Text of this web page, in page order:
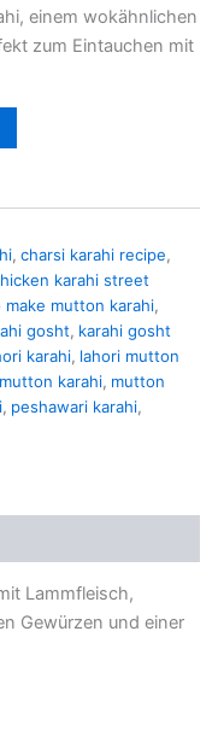
einem wokähnlichen
zum Eintauchen mit
, charsi karahi recipe,
karahi street
make mutton karahi,
gosht, karahi gosht
karahi, lahori mutton
mutton karahi, mutton
, peshawari karahi,
Lammfleisch,
Gewürzen und einer